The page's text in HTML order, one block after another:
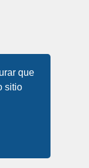
que
sitio